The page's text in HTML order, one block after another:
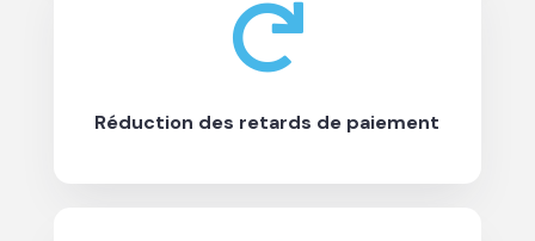

Réduction des retards de paiement